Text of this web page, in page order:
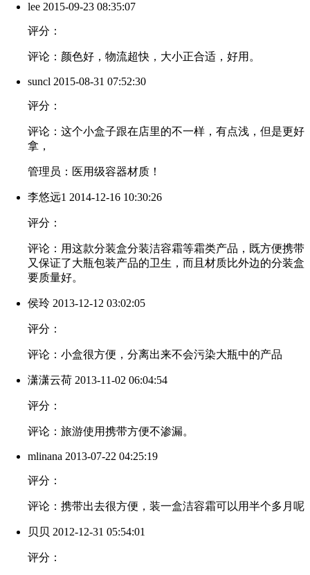
lee 2015-09-23 08:35:07
评分：
评论：颜色好，物流超快，大小正合适，好用。
suncl 2015-08-31 07:52:30
评分：
评论：这个小盒子跟在店里的不一样，有点浅，但是更好
拿，
管理员：医用级容器材质！
李悠远1 2014-12-16 10:30:26
评分：
评论：用这款分装盒分装洁容霜等霜类产品，既方便携带
又保证了大瓶包装产品的卫生，而且材质比外边的分装盒
要质量好。
侯玲 2013-12-12 03:02:05
评分：
评论：小盒很方便，分离出来不会污染大瓶中的产品
潇潇云荷 2013-11-02 06:04:54
评分：
评论：旅游使用携带方便不渗漏。
mlinana 2013-07-22 04:25:19
评分：
评论：携带出去很方便，装一盒洁容霜可以用半个多月呢
贝贝 2012-12-31 05:54:01
评分：